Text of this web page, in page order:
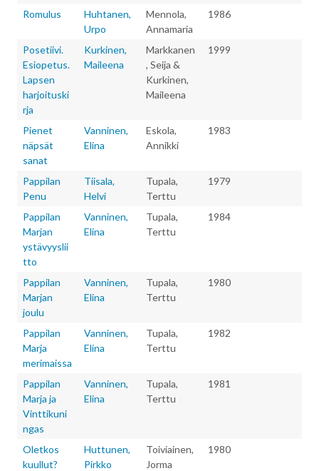
Romulus
Huhtanen,
Urpo
Mennola,
Annamaria
1986
Posetiivi.
Esiopetus.
Lapsen
harjoituski
rja
Kurkinen,
Maileena
Markkanen
, Seija &
Kurkinen,
Maileena
1999
Pienet
näpsät
sanat
Vanninen,
Elina
Eskola,
Annikki
1983
Pappilan
Penu
Tiisala,
Helvi
Tupala,
Terttu
1979
Pappilan
Marjan
ystävyyslii
tto
Vanninen,
Elina
Tupala,
Terttu
1984
Pappilan
Marjan
joulu
Vanninen,
Elina
Tupala,
Terttu
1980
Pappilan
Marja
merimaissa
Vanninen,
Elina
Tupala,
Terttu
1982
Pappilan
Marja ja
Vinttikuni
ngas
Vanninen,
Elina
Tupala,
Terttu
1981
Oletkos
kuullut?
Huttunen,
Pirkko
Toiviainen,
Jorma
1980